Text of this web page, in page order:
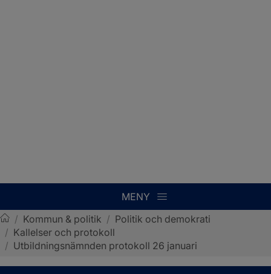
MENY
Sotenäs kommun
/ Kommun & politik / Politik och demokrati
/ Kallelser och protokoll
/ Utbildningsnämnden protokoll 26 januari